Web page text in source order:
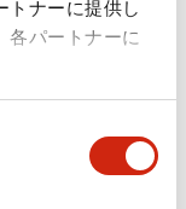
トナーに提供し
各パートナーに
非常停止用押
LV413Q4MFR